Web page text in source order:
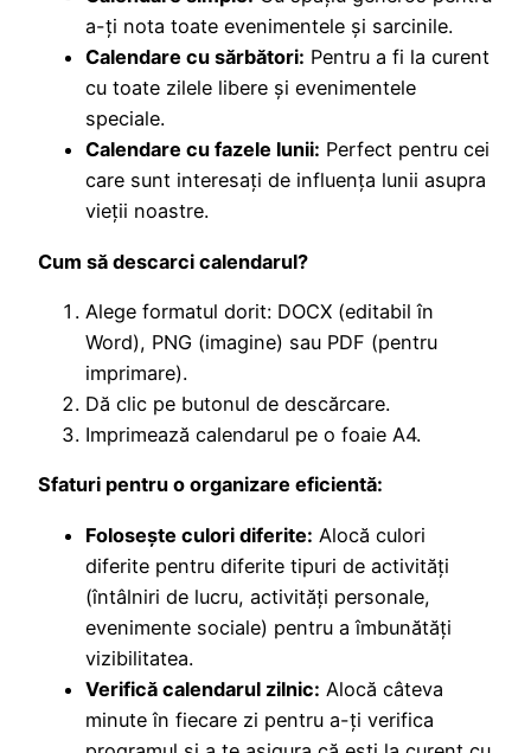
a-ți nota toate evenimentele și sarcinile.
Calendare cu sărbători: Pentru a fi la curent
cu toate zilele libere și evenimentele
speciale.
Calendare cu fazele lunii: Perfect pentru cei
care sunt interesați de influența lunii asupra
vieții noastre.
Cum să descarci calendarul?
Alege formatul dorit: DOCX (editabil în
Word), PNG (imagine) sau PDF (pentru
imprimare).
Dă clic pe butonul de descărcare.
Imprimează calendarul pe o foaie A4.
Sfaturi pentru o organizare eficientă:
Folosește culori diferite: Alocă culori
diferite pentru diferite tipuri de activități
(întâlniri de lucru, activități personale,
evenimente sociale) pentru a îmbunătăți
vizibilitatea.
Verifică calendarul zilnic: Alocă câteva
minute în fiecare zi pentru a-ți verifica